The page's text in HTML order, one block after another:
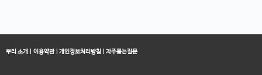
뿌리 소개 이용약관 개인정보처리방침 자주묻는질문